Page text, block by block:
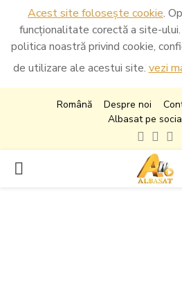
Acest site folosește cookie.
funcționalitate corectă a site-
politica noastră privind cookie,
de utilizare ale acestui site. vezi
Română Despre noi
Albasat pe
PRIMARY